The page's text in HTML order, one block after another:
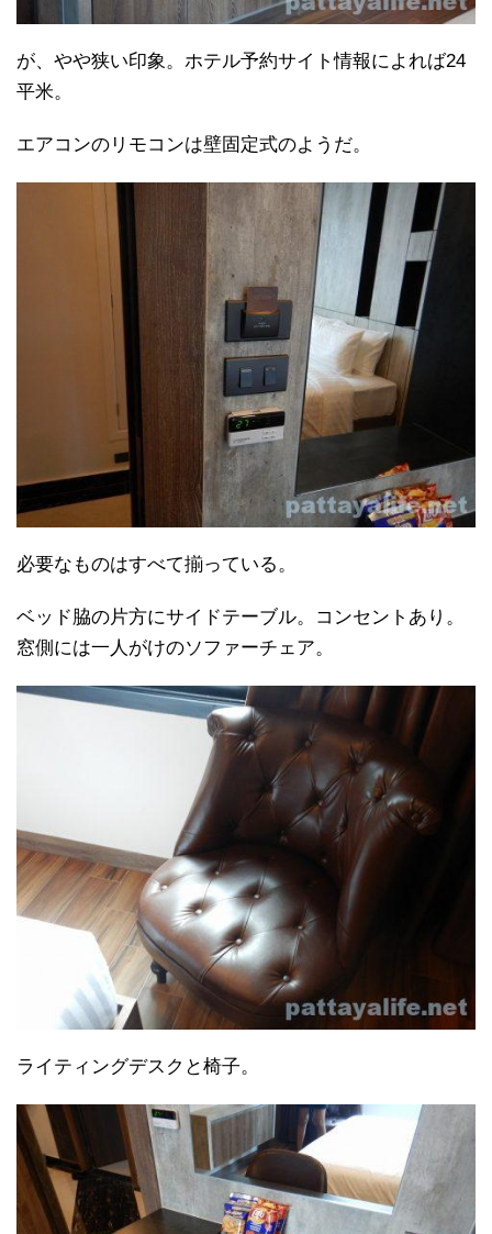
が、やや狭い印象。ホテル予約サイト情報によれば24
平米。
エアコンのリモコンは壁固定式のようだ。
必要なものはすべて揃っている。
ベッド脇の片方にサイドテーブル。コンセントあり。
窓側には一人がけのソファーチェア。
ライティングデスクと椅子。